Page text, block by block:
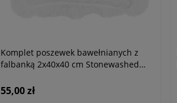
Komplet poszewek bawełnianych z
falbanką 2x40x40 cm Stonewashed
55,00 zł